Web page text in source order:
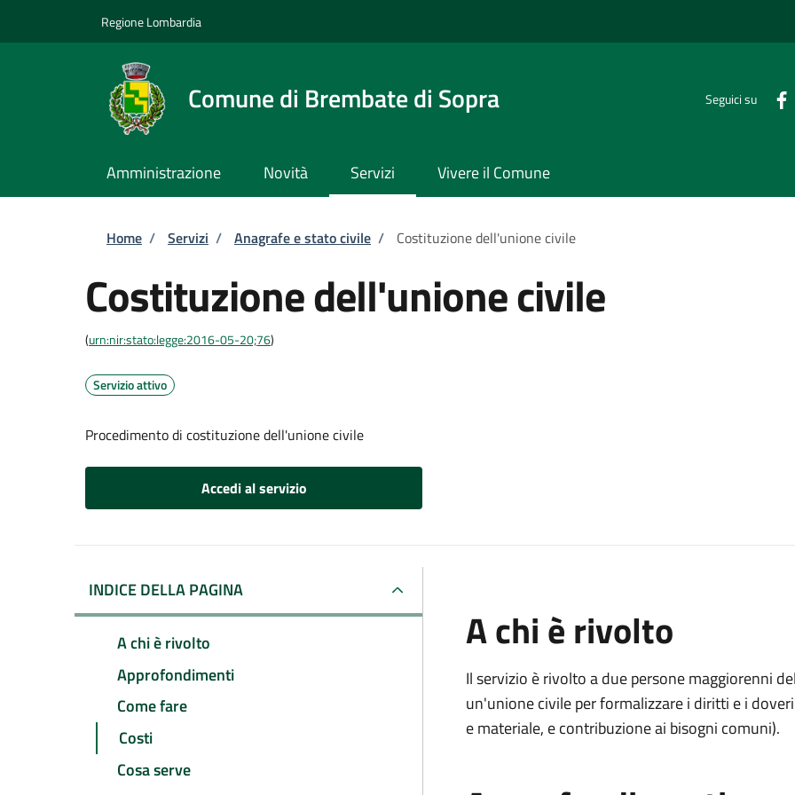
Regione Lombardia
Comune di Brembate di Sopra Seguici su
Amministrazione Novità Servizi Vivere il Comune
Briciole di pane
Home / Servizi / Anagrafe e stato civile / Costituzione dell'unione civile
Costituzione dell'unione civile
(urn:nir:stato:legge:2016-05-20;76)
Servizio attivo
Procedimento di costituzione dell'unione civile
Accedi al servizio
INDICE DELLA PAGINA
A chi è rivolto
Approfondimenti
Come fare
Costi
Cosa serve
A chi è rivolto
Il servizio è rivolto a due persone maggiorenni
un'unione civile per formalizzare i diritti e i
e materiale, e contribuzione ai bisogni comuni).